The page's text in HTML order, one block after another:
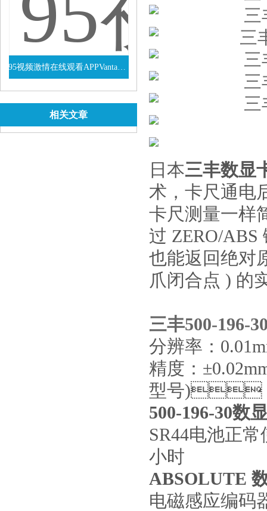
95视频激情在线观看APPVanta系列VEL手持式XRF光谱仪
查看详情
相关文章
日本三丰数显
术，卡尺
卡尺测量一样简
过 ZERO/ABS
也能返回绝对
爪闭合点 ) 的实
三丰500-196-
分辨率：
精度：
型号)
500-196-30数
SR44电池正常
小时
ABSOLUTE
电磁感应编码器